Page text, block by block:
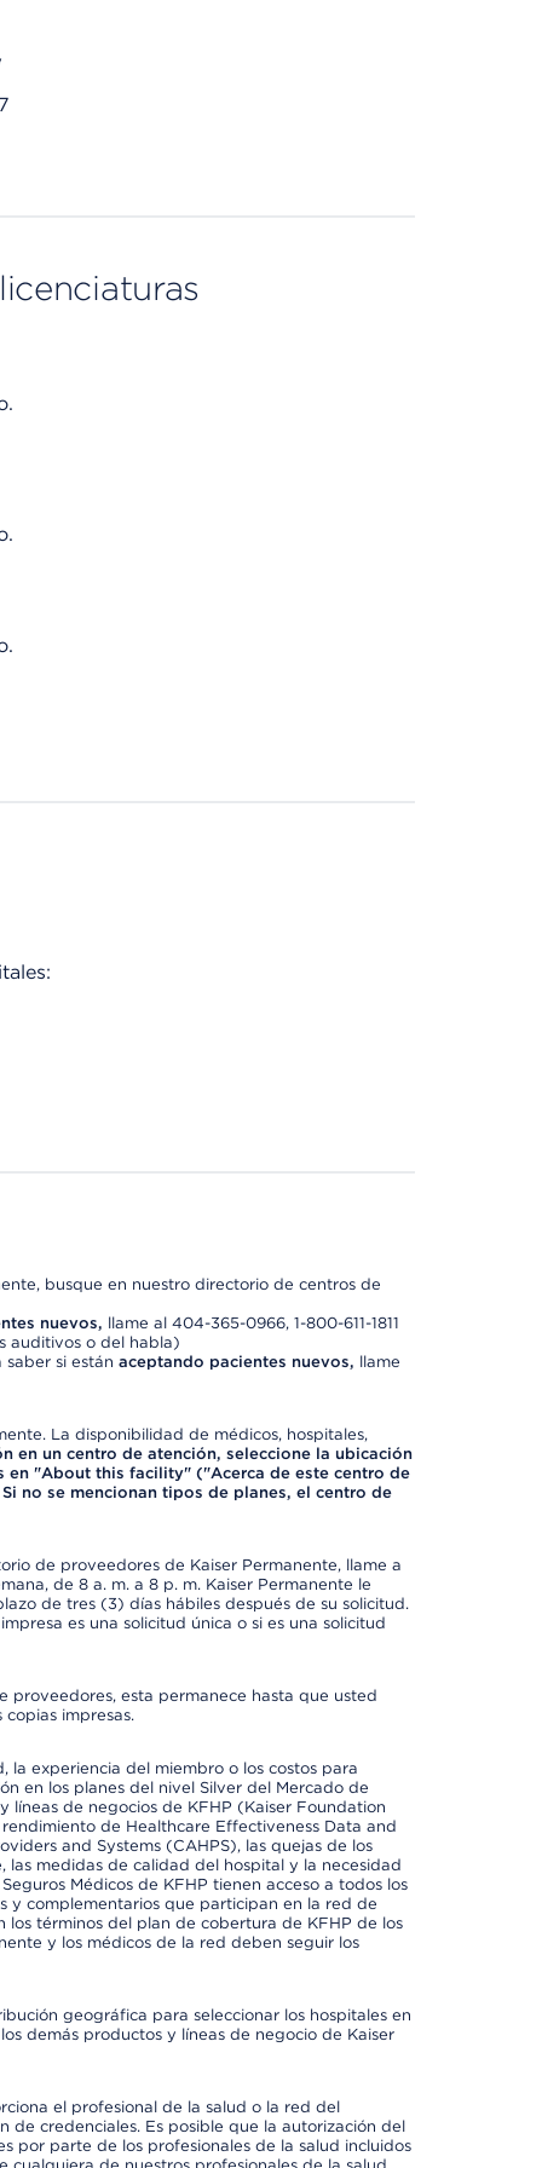
busque en nuestro directorio de centros de
nuevos, llame al 404-365-0966, 1-800-611-1811
auditivos o del habla)
si están aceptando pacientes nuevos, llame
La disponibilidad de médicos, hospitales,
en un centro de atención, seleccione la ubicación
"About this facility" ("Acerca de este centro de
no se mencionan tipos de planes, el centro de
de proveedores de Kaiser Permanente, llame a
de 8 a. m. a 8 p. m. Kaiser Permanente le
de tres (3) días hábiles después de su solicitud.
es una solicitud única o si es una solicitud
proveedores, esta permanece hasta que usted
impresas.
la experiencia del miembro o los costos para
en los planes del nivel Silver del Mercado de
líneas de negocios de KFHP (Kaiser Foundation
de Healthcare Effectiveness Data and
and Systems (CAHPS), las quejas de los
medidas de calidad del hospital y la necesidad
Médicos de KFHP tienen acceso a todos los
y complementarios que participan en la red de
términos del plan de cobertura de KFHP de los
y los médicos de la red deben seguir los
geográfica para seleccionar los hospitales en
demás productos y líneas de negocio de Kaiser
el profesional de la salud o la red del
de credenciales. Es posible que la autorización del
por parte de los profesionales de la salud incluidos